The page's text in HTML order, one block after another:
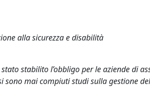
alla sicurezza e disabilità
stabilito l’obbligo per le aziende di
mai compiuti studi sulla gestione